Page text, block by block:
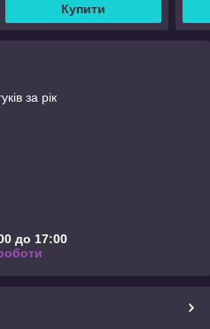
Купити
за рік
до 17:00